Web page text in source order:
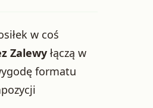
w coś
Zalewy łączą w
formatu